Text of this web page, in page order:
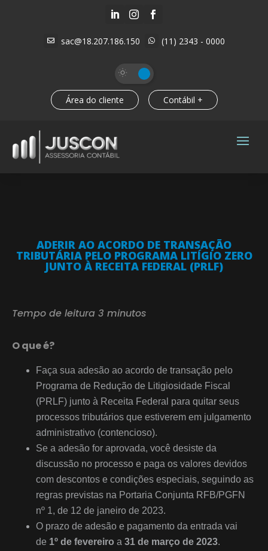
  
 sac@18.207.186.150  (11) 2343 - 0000
Área do cliente Contábil +
ADERIR AO ACORDO DE TRANSAÇÃO
TRIBUTÁRIA PELO PROGRAMA LITÍGIO ZERO
JUNTO À RECEITA FEDERAL (PRLF)
Tempo de leitura 3 minutos
O que é?
Faça sua adesão ao acordo de transação pelo
Programa de Redução de Litigiosidade Fiscal
(PRLF) junto à Receita Federal para quitar seus
processos tributários que estiverem em julgamento
administrativo (contencioso).
Se a adesão for aprovada, você desiste da
discussão no processo e paga os valores devidos
com descontos e condições especiais, seguindo as
regras previstas na Portaria Conjunta RFB/PGFN
nº 1, de 12 de janeiro de 2023.
O prazo de adesão e pagamento da entrada vai
de 1º de fevereiro a 31 de março de 2023.